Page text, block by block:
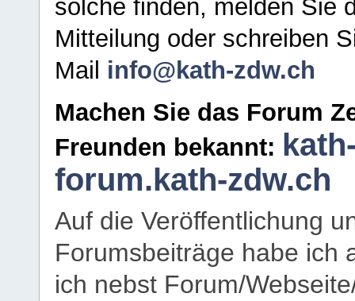
solche finden, melden Sie
Mitteilung oder schreiben
Mail info@kath-zdw.ch
Machen Sie das Forum
Freunden bekannt:
forum.kath-zdw.ch
Auf die Veröffentlichung
Forumsbeiträge habe ich
ich nebst Forum/